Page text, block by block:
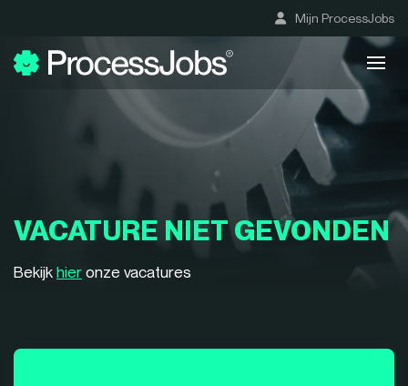
Mijn ProcessJobs
VACATURE NIET GEVONDEN
Bekijk hier onze vacatures